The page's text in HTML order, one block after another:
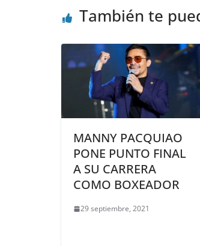
También te
MANNY PACQUIAO
PONE PUNTO FINAL
A SU CARRERA
COMO BOXEADOR
29 septiembre, 2021